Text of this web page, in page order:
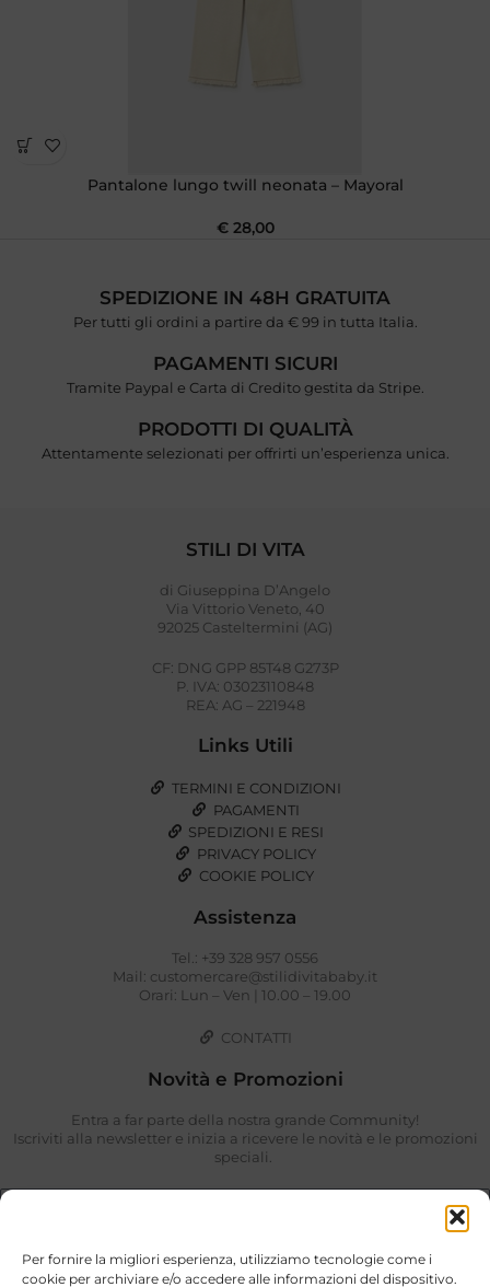
Per fornire la migliori esperienza, utilizziamo tecnologie come i
cookie per archiviare e/o accedere alle informazioni del dispositivo.
Pantalone lungo twill neonata – Mayoral
€28,00
SPEDIZIONE IN 48H GRATUITA
Per tutti gli ordini a partire da € 99 in tutta Italia.
PAGAMENTI SICURI
Tramite Paypal e Carta di Credito gestita da Stripe.
PRODOTTI DI QUALITÀ
Attentamente selezionati per offrirti un’esperienza unica.
STILI DI VITA
di Giuseppina D’Angelo
Via Vittorio Veneto, 40
92025 Casteltermini (AG)
CF: DNG GPP 85T48 G273P
P. IVA: 03023110848
REA: AG – 221948
Links Utili
TERMINI E CONDIZIONI
PAGAMENTI
SPEDIZIONI E RESI
PRIVACY POLICY
COOKIE POLICY
Assistenza
Tel.: +39 328 957 0556
Mail: customercare@stilidivitababy.it
Orari: Lun – Ven | 10.00 – 19.00
CONTATTI
Novità e Promozioni
Entra a far parte della nostra grande Community!
Iscriviti alla newsletter e inizia a ricevere le novità e le promozioni
speciali.